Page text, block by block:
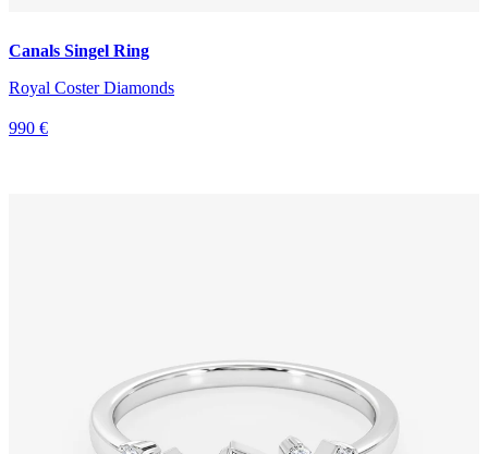
Canals Singel Ring
Royal Coster Diamonds
990 €